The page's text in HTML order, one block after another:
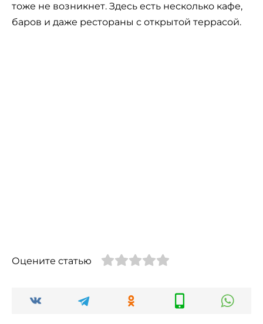
тоже не возникнет. Здесь есть несколько кафе,
баров и даже рестораны с открытой террасой.
Оцените статью